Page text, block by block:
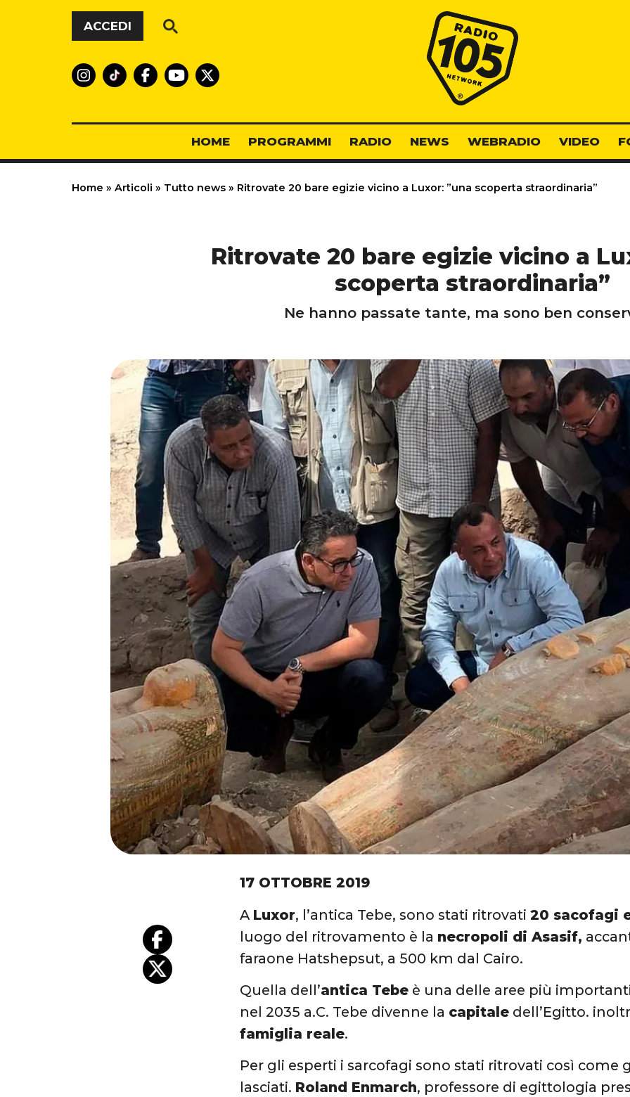
Vai al contenuto
ACCEDI
Radio 105
HOME PROGRAMMI RADIO NEWS WEBRADIO VIDEO
Home » Articoli » Tutto news » Ritrovate 20 bare egizie vicino a Luxor: ”una scoperta straordinaria”
Ritrovate 20 bare egizie vicino a
scoperta straordinaria”
Ne hanno passate tante, ma sono ben
17 OTTOBRE 2019
A Luxor, l’antica Tebe, sono stati ritrovati20 sacofagi
luogo del ritrovamento è la necropoli di Asasif,
faraone Hatshepsut, a 500 km dal Cairo.
Quella dell’antica Tebe è una delle aree più
nel 2035 a.C. Tebe divenne la capitale dell’Egitto.
famiglia reale.
Per gli esperti i sarcofagi sono stati ritrovati così come
lasciati. Roland Enmarch, professore di egittologia